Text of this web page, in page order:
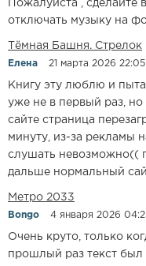
Пожалуйста , сделайте
отключать музыку на
​​Тёмная Башня. Стрелок
Елена 21 марта 2026 22:05
Книгу эту люблю и
уже не в первый раз,
сайте страница
минуту, из-за рекламы
слушать невозможно((
дальше нормальный
Метро 2033
Bongo 4 января 2026
Очень круто, только
прошлый раз текст был